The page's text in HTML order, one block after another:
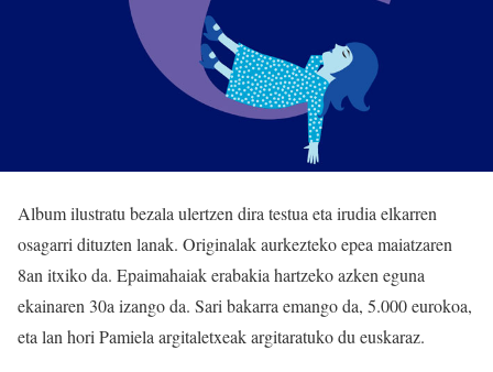
Album ilustratu bezala ulertzen dira testua eta irudia elkarren
osagarri dituzten lanak. Originalak aurkezteko epea maiatzaren
8an itxiko da. Epaimahaiak erabakia hartzeko azken eguna
ekainaren 30a izango da. Sari bakarra emango da, 5.000 eurokoa,
eta lan hori Pamiela argitaletxeak argitaratuko du euskaraz.